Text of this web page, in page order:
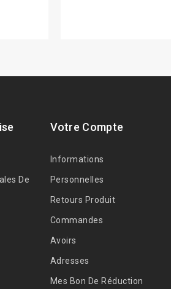
De
Votre Compte
Informations
Personnelles
Retours Produit
Commandes
Avoirs
Adresses
Mes Bon De Réduction